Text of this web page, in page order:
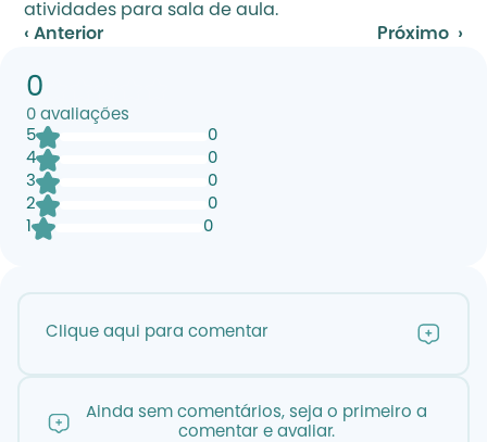
atividades para sala de aula.
‹ Anterior
Próximo  ›
0
0 avaliações
5
0
4
0
3
0
2
0
1
0
Clique aqui para comentar
Ainda sem comentários, seja o primeiro a
comentar e avaliar.